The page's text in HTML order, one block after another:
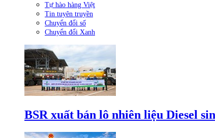
Tự hào hàng Việt
Tin tuyên truyền
Chuyển đổi số
Chuyển đổi Xanh
BSR xuất bán lô nhiên liệu Diesel